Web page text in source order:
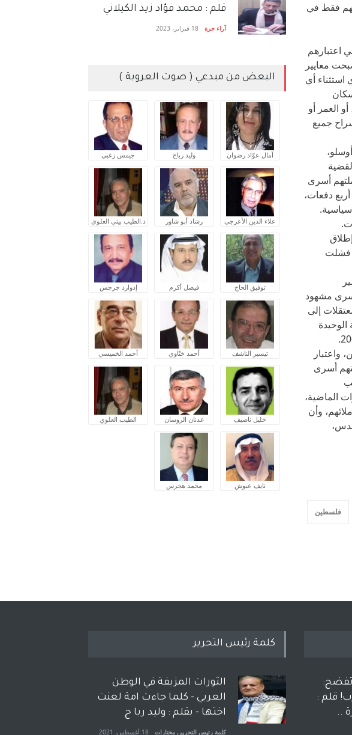
فقط في
اعتبارهم
معايير
استثناء أي
كل الأسرى من عرب الداخل (1948) وسكان
العمر أو
نصت على إطلاق سراح جميع
القضية
أسرى
دفعات،
فشلت
ودور الأسرى مشهود
إلى
واعتبار
أسرى
الماضية،
وأن
فلسطين
قلم : محمد فؤاد زيد الكيلاني
آراء حرة 18 فبراير، 2023
البعض من مبدعي ( صوت العروبة )
آمال عوّاد رضوان وليد رباح جيمس زغبي
علاء الدين الأعرجي رشاد أبو شاور د.الطيب بيتي العلوي
توفيق الحاج فيصل أكرم إدوارد جرجس
تيسير الناشف أحمد ختّاوي أحمد الخميسي
خليل ناصيف عدنان الروسان الطيب العلوي
نايف عبوش محمد هجرس
تفضح:
قلم :
..
كلمة رئيس التحرير
الثورات المزيفة في الوطن
العربي - كلما جاءت امة لعنت
اختها - بقلم : وليد ربا ح
كلمة رئيس التحرير , مختارات 18 أغسطس، 2021